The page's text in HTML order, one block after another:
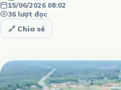
15/06/2026 08:02
36 lượt đọc
🔗 Chia sẻ